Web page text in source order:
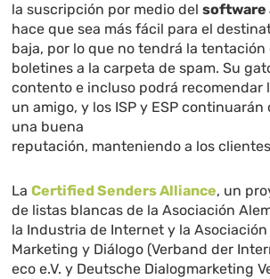
la suscripción por medio delsoftware
hace que sea más fácil para el
baja, por lo que no tendrá la tentación
boletines a la carpeta de spam. Su
contento e incluso podrá recomendar
un amigo, y los ISP y ESP
una buena
reputación, manteniendo a los
LaCertified Senders Alliance, un
de listas blancas de la Asociación
la Industria de Internet y la
Marketing y Diálogo (Verband der
eco e.V. y Deutsche Dialogmarketing